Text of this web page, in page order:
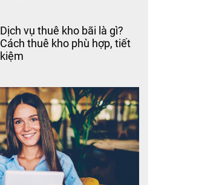
Dịch vụ thuê kho bãi là gì?
Cách thuê kho phù hợp, tiết
kiệm